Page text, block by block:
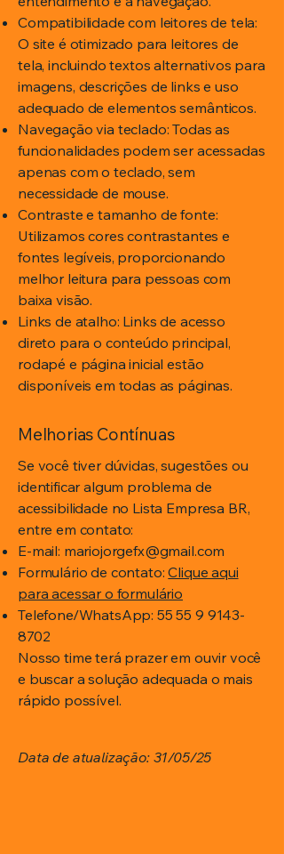
Compatibilidade com leitores de tela:
O site é otimizado para leitores de
tela, incluindo textos alternativos para
imagens, descrições de links e uso
adequado de elementos semânticos.
Navegação via teclado: Todas as
funcionalidades podem ser acessadas
apenas com o teclado, sem
necessidade de mouse.
Contraste e tamanho de fonte:
Utilizamos cores contrastantes e
fontes legíveis, proporcionando
melhor leitura para pessoas com
baixa visão.
Links de atalho: Links de acesso
direto para o conteúdo principal,
rodapé e página inicial estão
disponíveis em todas as páginas.
Melhorias Contínuas
Se você tiver dúvidas, sugestões ou
identificar algum problema de
acessibilidade no Lista Empresa BR,
entre em contato:
E-mail: mariojorgefx@gmail.com
Formulário de contato:Clique aqui
para acessar o formulário
Telefone/WhatsApp: 55 55 9 9143-
8702
Nosso time terá prazer em ouvir você
e buscar a solução adequada o mais
rápido possível.
Data de atualização: 31/05/25